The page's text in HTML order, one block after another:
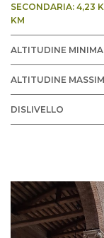
SECONDARIA: 4,23
KM
ALTITUDINE MINIMA
ALTITUDINE
DISLIVELLO